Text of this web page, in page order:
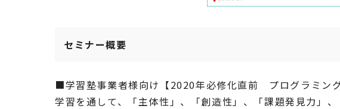
セミナー概要
■学習塾事業者様向け【2020年必修化直前 プログラミン
学習を通して、「主体性」、「創造性」、「課題発見力」